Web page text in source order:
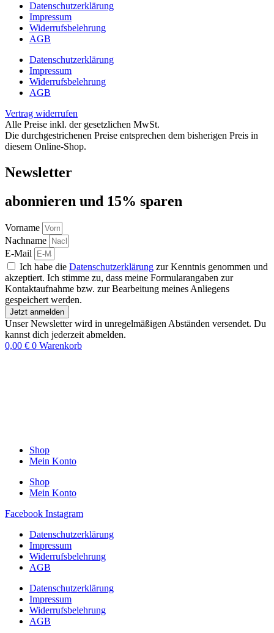
Datenschutzerklärung
Impressum
Widerrufsbelehrung
AGB
Datenschutzerklärung
Impressum
Widerrufsbelehrung
AGB
Vertrag widerrufen
Alle Preise inkl. der gesetzlichen MwSt.
Die durchgestrichenen Preise entsprechen dem bisherigen Preis in
diesem Online-Shop.
Newsletter
abon­nie­ren und 15% sparen
Vorname
Nachname
E-Mail
Ich habe die Datenschutzerklärung zur Kenntnis genommen und
akzeptiert. Ich stimme zu, dass meine Formularangaben zur
Kontaktaufnahme bzw. zur Bearbeitung meines Anliegens
gespeichert werden.
Jetzt anmelden
Unser Newsletter wird in unregelmäßigen Abständen versendet. Du
kannst dich jederzeit abmelden.
0,00 € 0 Warenkorb
Shop
Mein Konto
Shop
Mein Konto
Facebook Instagram
Datenschutzerklärung
Impressum
Widerrufsbelehrung
AGB
Datenschutzerklärung
Impressum
Widerrufsbelehrung
AGB